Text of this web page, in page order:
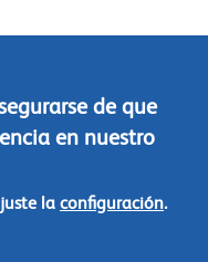
de que
en nuestro
la configuración.